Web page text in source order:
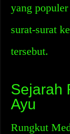
yang
surat-surat
tersebut.
Sejarah
Ayu
Rungkut